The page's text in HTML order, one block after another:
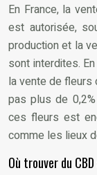
En France, la
est autorisée,
production et la
sont interdites.
la vente de fleurs
pas plus de
ces fleurs est
comme les lieux
Où trouver du